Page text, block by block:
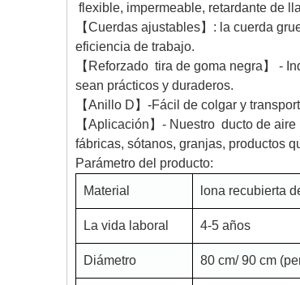
flexible, impermeable, retardante de
【Cuerdas ajustables】: la cuerda
eficiencia de trabajo.
【Reforzado tira de goma negra】 -
sean prácticos y duraderos.
【Anillo D】-Fácil de colgar y
【Aplicación】- Nuestro ducto de
fábricas, sótanos, granjas, productos
Parámetro del producto:
Material
lona recubierta
La vida laboral 4-5 años
Diámetro 80 cm/ 90 cm